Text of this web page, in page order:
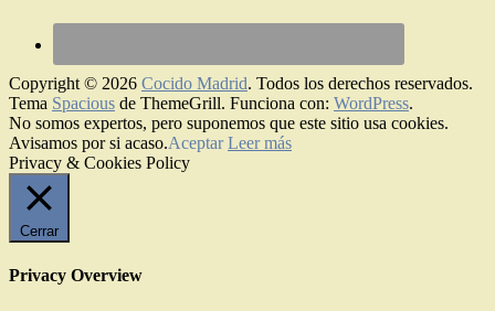
Copyright © 2026 Cocido Madrid. Todos los derechos reservados.
Tema Spacious de ThemeGrill. Funciona con: WordPress.
No somos expertos, pero suponemos que este sitio usa cookies.
Avisamos por si acaso.Aceptar Leer más
Privacy & Cookies Policy
Cerrar
Privacy Overview